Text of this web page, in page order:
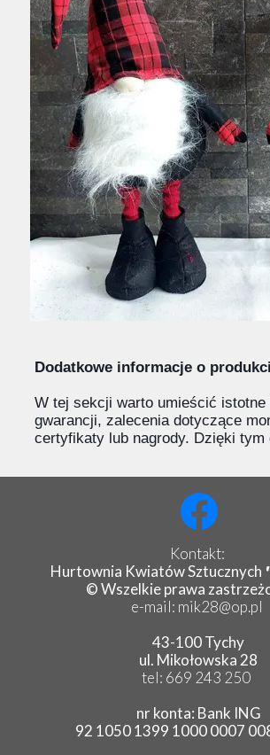
Dodatkowe informacje o
W tej sekcji warto umieścić istotne
gwarancji, zalecenia dotyczące
certyfikaty lub nagrody. Dzięki tym
Kontakt:
Hurtownia Kwiatów Sztucznych
© Wszelkie prawa
e-mail: mik28@op.pl
43-100 Tychy
ul. Mikołowska 28
tel: 669 243 250
nr konta: Bank ING
92 1050 1399 1000 0007